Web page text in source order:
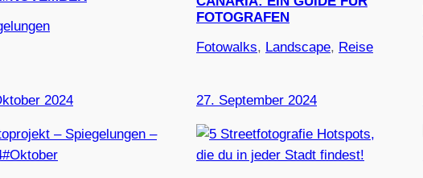
FOTOGRAFEN
Fotowalks, Landscape, Reise
2024 27. September 2024